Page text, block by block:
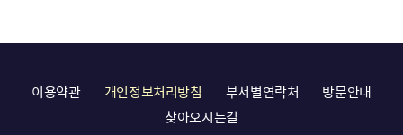
이용약관 개인정보처리방침 부서별연락처
방문안내
찾아오시는길